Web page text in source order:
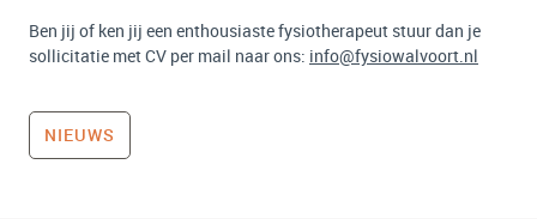
Ben jij of ken jij een enthousiaste fysiotherapeut stuur dan je
sollicitatie met CV per mail naar ons: info@fysiowalvoort.nl
NIEUWS